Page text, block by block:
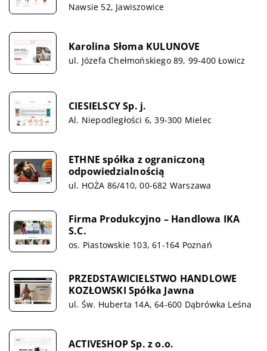
Nawsie 52, Jawiszowice
Karolina Słoma KULUNOVE
ul. Józefa Chełmońskiego 89, 99-400 Łowicz
CIESIELSCY Sp. j.
Al. Niepodległości 6, 39-300 Mielec
ETHNE spółka z ograniczoną
odpowiedzialnością
ul. HOŻA 86/410, 00-682 Warszawa
Firma Produkcyjno – Handlowa IKA
S.C.
os. Piastowskie 103, 61-164 Poznań
PRZEDSTAWICIELSTWO HANDLOWE
KOZŁOWSKI Spółka Jawna
ul. Św. Huberta 14A, 64-600 Dąbrówka Leśna
ACTIVESHOP Sp. z o.o.